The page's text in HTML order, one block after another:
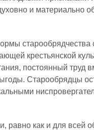
и материально
старообрядчества
крестьянской
постоянный труд
Старообрядцы
равно как и для всей